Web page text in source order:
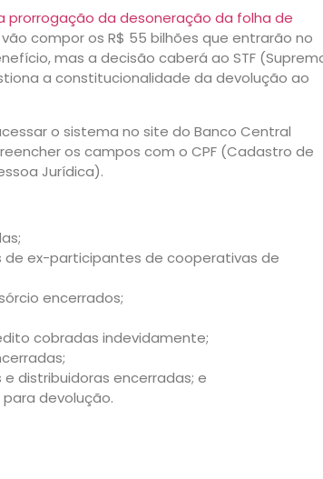
prorrogação da desoneração da folha de
vão compor os R$ 55 bilhões que entrarão no
mas a decisão caberá ao STF
a constitucionalidade da devolução ao
o sistema no site do Banco Central
os campos com o CPF (Cadastro de
Jurídica).
ex-participantes de cooperativas de
encerrados;
cobradas indevidamente;
distribuidoras encerradas; e
devolução.